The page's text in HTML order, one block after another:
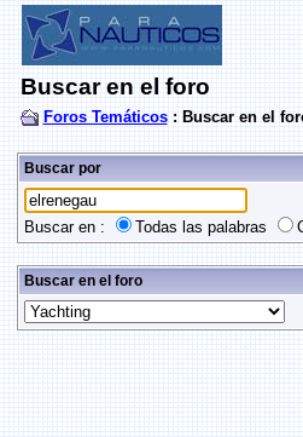
Buscar en el foro
Foros Temáticos: Buscar en el
Buscar por
Buscar en : Todas las palabras
Buscar en el foro